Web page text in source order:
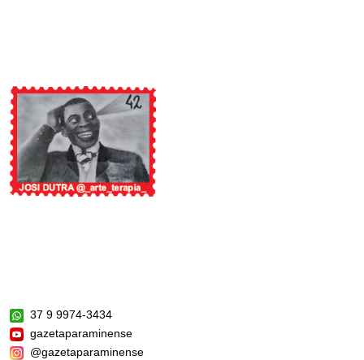
37 9 9974-3434
gazetaparaminense
@gazetaparaminense